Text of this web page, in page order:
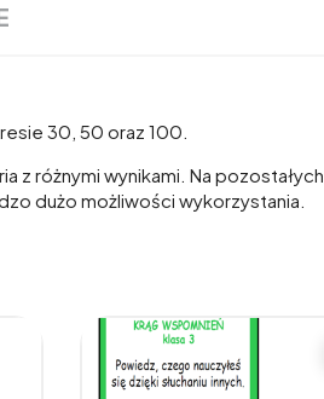
30, 50 oraz 100.
z różnymi wynikami. Na pozostałych
dużo możliwości wykorzystania.